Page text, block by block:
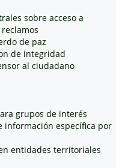
sobre acceso a
de paz
de integridad
al ciudadano
grupos de interés
información específica por
entidades territoriales